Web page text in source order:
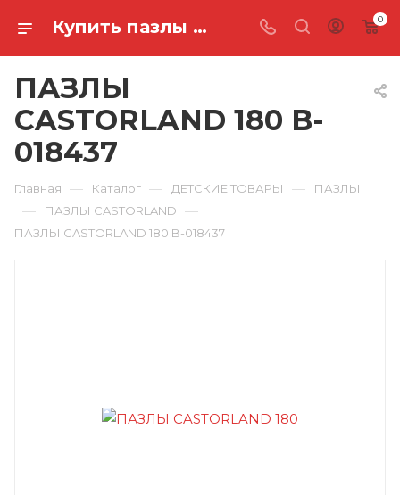
Купить пазлы castorland 180 B-018437 в Ростове-на-Дону 0
ПАЗЛЫ
CASTORLAND 180 B-
018437
Главная — Каталог — ДЕТСКИЕ ТОВАРЫ — ПАЗЛЫ
— ПАЗЛЫ CASTORLAND —
ПАЗЛЫ CASTORLAND 180 B-018437